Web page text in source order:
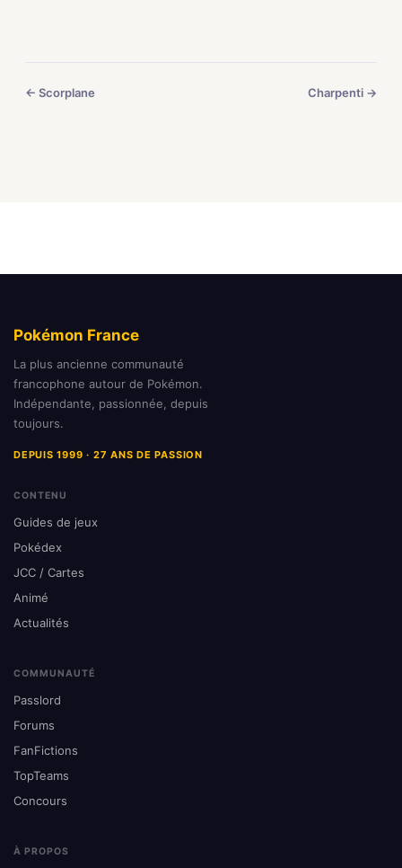
← Scorplane Charpenti →
Pokémon France
La plus ancienne communauté
francophone autour de Pokémon.
Indépendante, passionnée, depuis
toujours.
DEPUIS 1999 · 27 ANS DE PASSION
CONTENU
Guides de jeux
Pokédex
JCC / Cartes
Animé
Actualités
COMMUNAUTÉ
Passlord
Forums
FanFictions
TopTeams
Concours
À PROPOS